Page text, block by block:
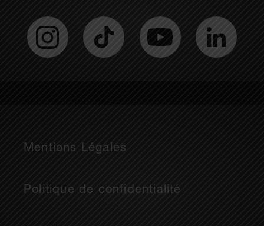
Mentions Légales
Politique de confidentialité